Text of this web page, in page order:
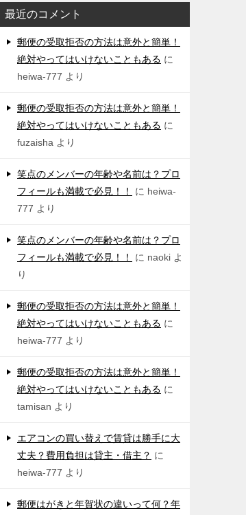
最近のコメント
郵便の受取拒否の方法は意外と簡単！
絶対やってはいけないこともある に
heiwa-777 より
郵便の受取拒否の方法は意外と簡単！
絶対やってはいけないこともある に
fuzaisha より
笑点のメンバーの年齢や名前は？プロ
フィールも満載で必見！！
に heiwa-
777 より
笑点のメンバーの年齢や名前は？プロ
フィールも満載で必見！！
に naoki よ
り
郵便の受取拒否の方法は意外と簡単！
絶対やってはいけないこともある に
heiwa-777 より
郵便の受取拒否の方法は意外と簡単！
絶対やってはいけないこともある に
tamisan より
エアコンの買い替えで賃貸は勝手に大
丈夫？費用負担は貸主・借主？ に
heiwa-777 より
郵便はがきと年賀状の違いって何？年